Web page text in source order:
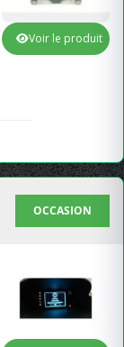
Voir le produit
OCCASION